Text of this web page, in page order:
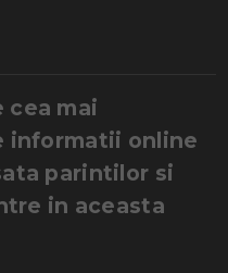
cea mai
informatii online
parintilor si
in aceasta